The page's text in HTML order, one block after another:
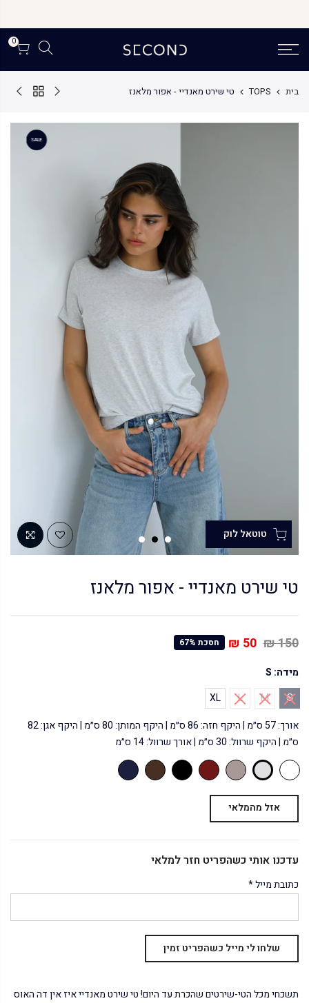
0
בית TOPS טי שירט מאנדיי - אפור מלאנז
SALE
טי שירט מאנדיי - אפור מלאנז
150 ₪
50 ₪ חסכת 67%
מידה: S
S
M
L
XL
אורך: 57 ס״מ | היקף חזה: 86 ס״מ | היקף המותן: 80 ס״מ | היקף אגן: 82
ס״מ | היקף שרוול: 30 ס״מ | אורך שרוול: 14 ס״מ
אזל מהמלאי
עדכנו אותי כשהפריט חזר למלאי
כתובת מייל*
תשכחי מכל הטי-שירטים שהכרת עד היום! טי שירט מאנדיי איז אין דה האוס